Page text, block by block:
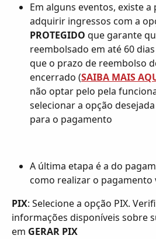
Em alguns eventos, existe
adquirir ingressos com a
PROTEGIDO que garante
reembolsado em até 60
que o prazo de reembolso
encerrado (SAIBA MAIS
não optar pelo pela
selecionar a opção
para o pagamento
A última etapa é a do
como realizar o pagamento
PIX: Selecione a opção PIX.
informações disponíveis sobre
em GERAR PIX